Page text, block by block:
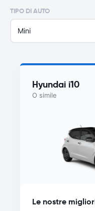
TIPO DI AUTO
Mini
Hyundai i10
O simile
Le nostre